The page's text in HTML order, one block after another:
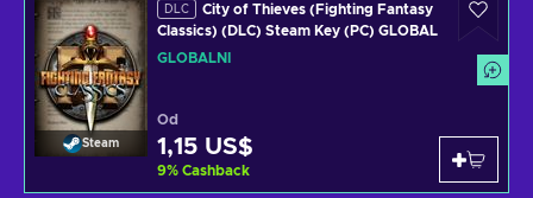
Steam
DLC
City of Thieves (Fighting Fantasy
Classics) (DLC) Steam Key (PC) GLOBAL
GLOBÁLNÍ
Od
1,15 US$
9% Cashback